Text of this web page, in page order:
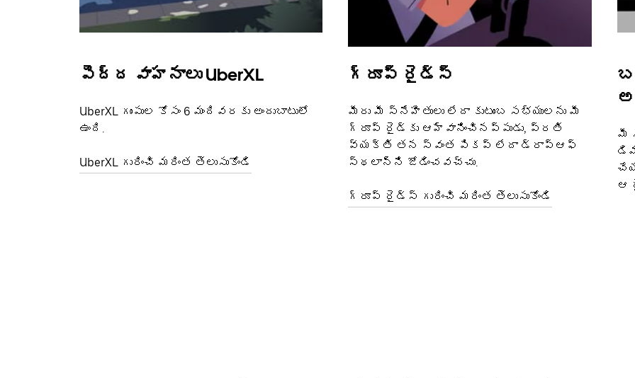
పెద్ద వాహనాలు UberXL
UberXL గుంపుల కోసం 6 మందివరకు అందుబాటులో
ఉంది.
UberXL గురించి మరింత తెలుసుకోండి
గ్రూప్ రైడ్స్
మీరు మీ స్నేహితులు లేదా కుటుంబ సభ్యులను మీ
గ్రూప్ రైడ్‌కు ఆహ్వానించినప్పుడు, ప్రతి
వ్యక్తి తన స్వంత పికప్ లేదా డ్రాప్‌ఆఫ్
స్థలాన్ని జోడించవచ్చు.
గ్రూప్ రైడ్స్ గురించి మరింత తెలుసుకోండి
మీ
ఆ